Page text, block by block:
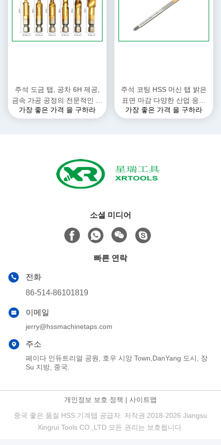
주석 도금 탭, 공차 6H 제공,
금속 가공 공정의 전문적인 나
사 가공에 적합
가장 좋은 가격 을 구하라
주석 코팅 HSS 머신 탭 밝은
표면 마감 다양한 산업 응용
분야에 이상적인 다용도 나사
가장 좋은 가격 을 구하라
소셜 미디어
빠른 연락
전화
86-514-86101819
이메일
jerry@hssmachinetaps.com
주소
페이다 인듀트리얼 공원, 호우 시앙 Town,DanYang 도시, 장
Su 지방, 중국.
개인정보 보호 정책 | 사이트맵
중국 좋은 품질 HSS 기계탭 공급자. 저작권 2018-2026 Jiangsu
Xingrui Tools CO.,LTD 모든 권리는 보호됩니다.